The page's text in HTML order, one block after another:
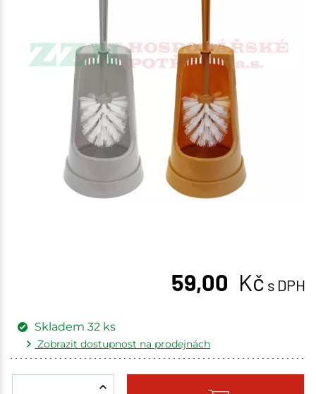
59,00 Kč s DPH
Skladem 32 ks
Zobrazit dostupnost na prodejnách